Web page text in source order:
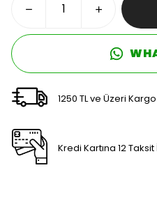
1250 TL ve Üzeri
Kredi Kartına 12 Taksit